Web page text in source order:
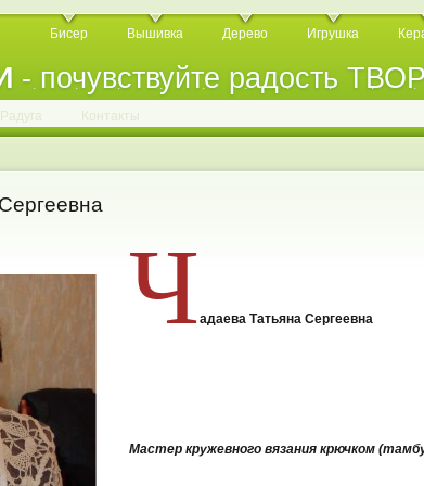
- почувствуйте радость
Бисер Вышивка Дерево Игрушка
. . . . . . . . . .
Радуга Контакты
Чадаева Татьяна Сергеевна
Мастер кружевного вязания крючком